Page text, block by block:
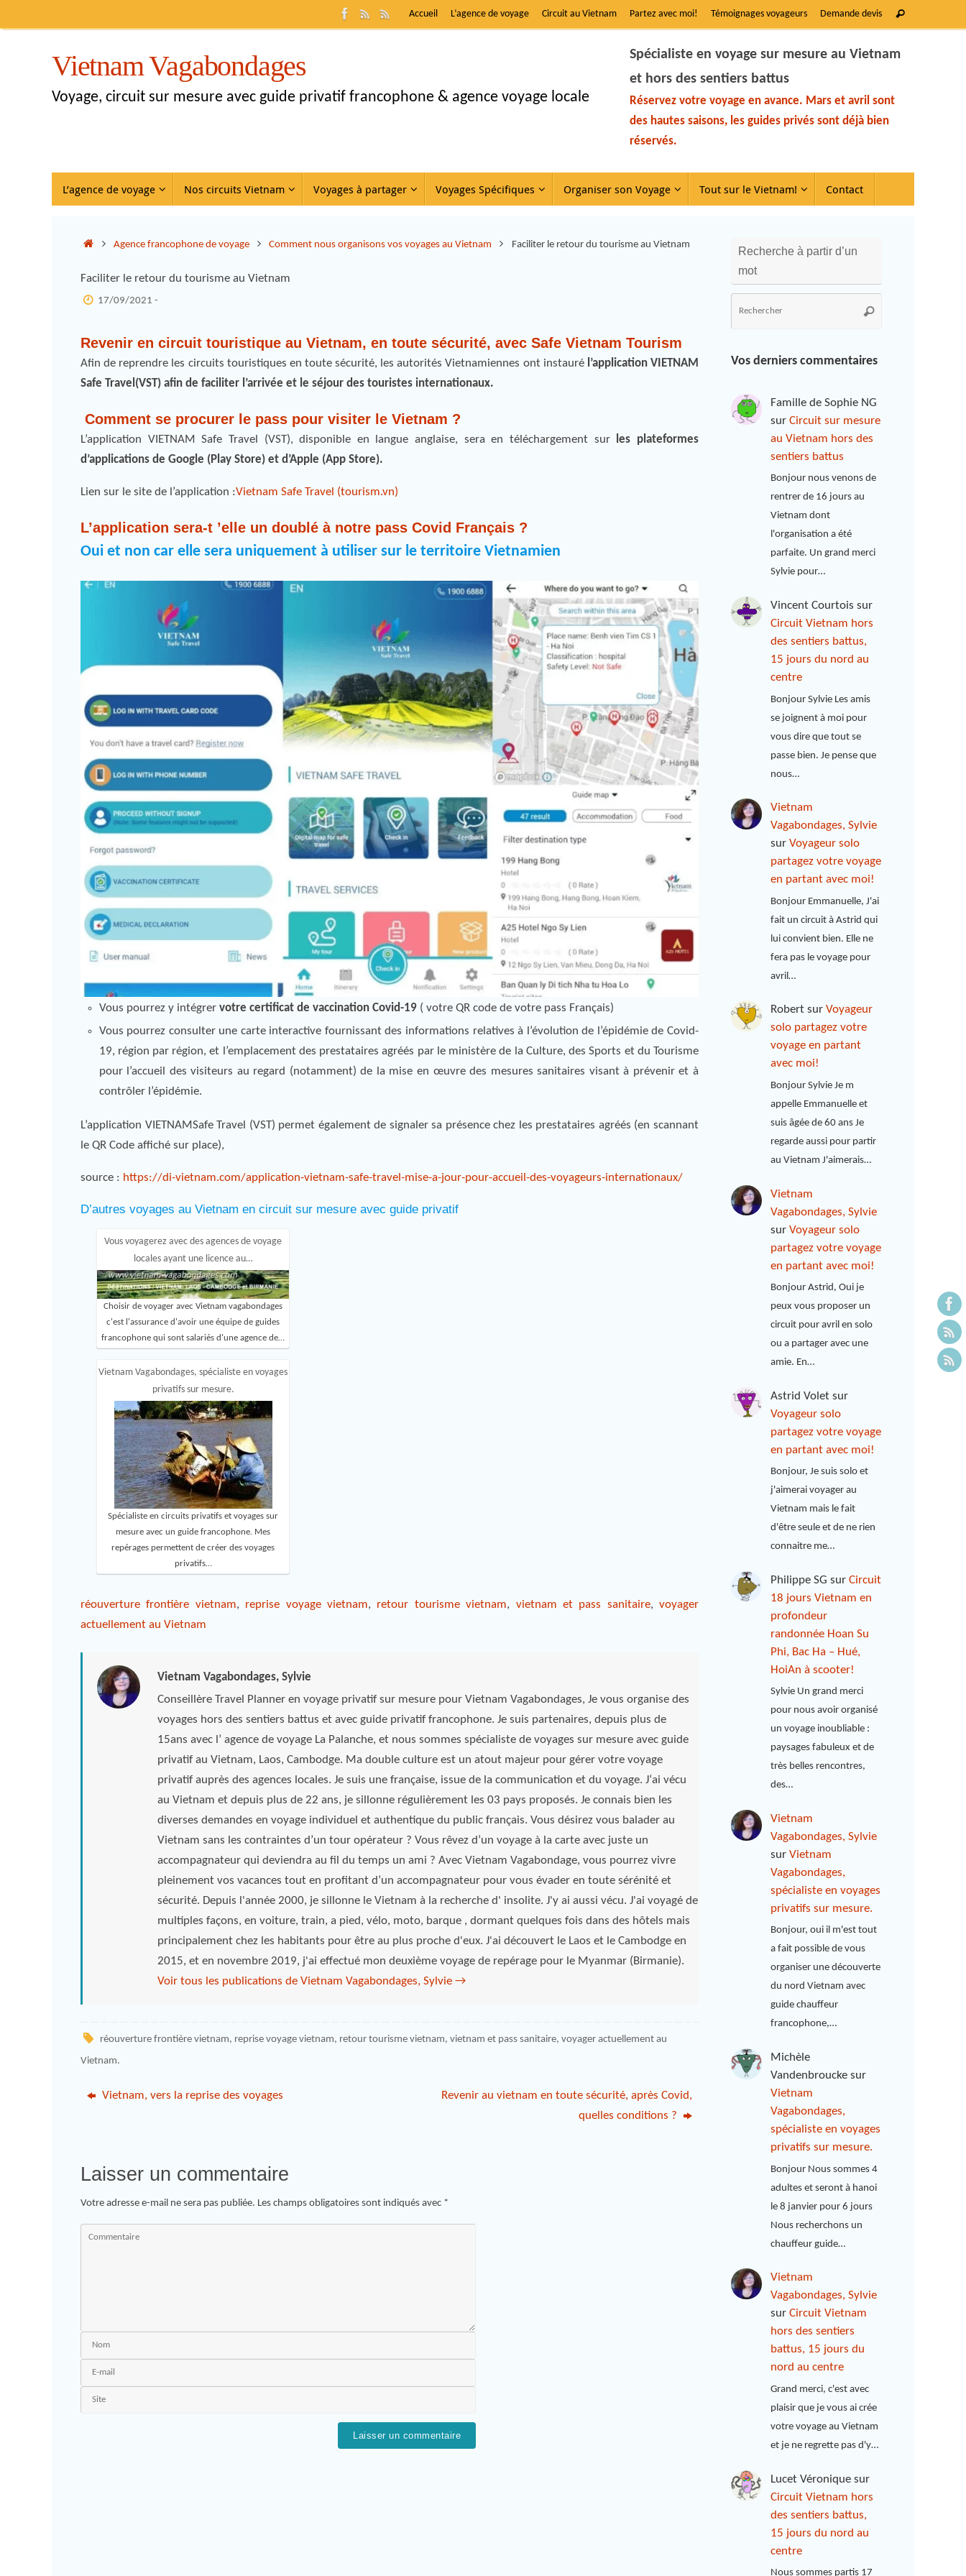
Accueil L’agence de voyage Circuit au Vietnam Partez avec moi! Témoignages voyageurs Demande devis
Vietnam Vagabondages
Voyage, circuit sur mesure avec guide privatif francophone & agence voyage locale
Spécialiste en voyage sur mesure au Vietnam
et hors des sentiers battus
Réservez votre voyage en avance. Mars et avril sont
des hautes saisons, les guides privés sont déjà bien
réservés.
L’agence de voyage Nos circuits Vietnam Voyages à partager Voyages Spécifiques Organiser son Voyage Tout sur le Vietnam! Contact
Agence francophone de voyage Comment nous organisons vos voyages au Vietnam Faciliter le retour du tourisme au Vietnam
Faciliter le retour du tourisme au Vietnam
17/09/2021 -
Revenir en circuit touristique au Vietnam, en toute sécurité, avec Safe Vietnam Tourism
Afin de reprendre les circuits touristiques en toute sécurité, les autorités Vietnamiennes ont instauré l’application VIETNAM
Safe Travel(VST) afin de faciliter l’arrivée et le séjour des touristes internationaux.
Comment se procurer le pass pour visiter le Vietnam ?
L’application VIETNAM Safe Travel (VST), disponible en langue anglaise, sera en téléchargement sur
les plateformes
d’applications de Google (Play Store) et d’Apple (App Store).
Lien sur le site de l’application :Vietnam Safe Travel (tourism.vn)
L’application sera-t ’elle un doublé à notre pass Covid Français ?
Oui et non car elle sera uniquement à utiliser sur le territoire Vietnamien
Vous pourrez y intégrer votre certificat de vaccination Covid-19( votre QR code de votre pass Français)
Vous pourrez consulter une carte interactive fournissant des informations relatives à l’évolution de l’épidémie de Covid-
19, région par région, et l’emplacement des prestataires agréés par le ministère de la Culture, des Sports et du Tourisme
pour l’accueil des visiteurs au regard (notamment) de la mise en œuvre des mesures sanitaires visant à prévenir et à
contrôler l’épidémie.
L’application VIETNAMSafe Travel (VST) permet également de signaler sa présence chez les prestataires agréés (en scannant
le QR Code affiché sur place),
source : https://di-vietnam.com/application-vietnam-safe-travel-mise-a-jour-pour-accueil-des-voyageurs-internationaux/
D’autres voyages au Vietnam en circuit sur mesure avec guide privatif
Vous voyagerez avec des agences de voyage
locales ayant une licence au…
Choisir de voyager avec Vietnam vagabondages
c'est l'assurance d'avoir une équipe de guides
francophone qui sont salariés d'une agence de…
Vietnam Vagabondages, spécialiste en voyages
privatifs sur mesure.
Spécialiste en circuits privatifs et voyages sur
mesure avec un guide francophone. Mes
repérages permettent de créer des voyages
privatifs…
réouverture frontière vietnam, reprise voyage vietnam, retour tourisme vietnam, vietnam et pass sanitaire,voyager
actuellement au Vietnam
Vietnam Vagabondages, Sylvie
Conseillère Travel Planner en voyage privatif sur mesure pour Vietnam Vagabondages, Je vous organise des
voyages hors des sentiers battus et avec guide privatif francophone. Je suis partenaires, depuis plus de
15ans avec l’ agence de voyage La Palanche, et nous sommes spécialiste de voyages sur mesure avec guide
privatif au Vietnam, Laos, Cambodge. Ma double culture est un atout majeur pour gérer votre voyage
privatif auprès des agences locales. Je suis une française, issue de la communication et du voyage. J‘ai vécu
au Vietnam et depuis plus de 22 ans, je sillonne régulièrement les 03 pays proposés. Je connais bien les
diverses demandes en voyage individuel et authentique du public français. Vous désirez vous balader au
Vietnam sans les contraintes d’un tour opérateur ? Vous rêvez d’un voyage à la carte avec juste un
accompagnateur qui deviendra au fil du temps un ami ? Avec Vietnam Vagabondage, vous pourrez vivre
pleinement vos vacances tout en profitant d’un accompagnateur pour vous évader en toute sérénité et
sécurité. Depuis l'année 2000, je sillonne le Vietnam à la recherche d' insolite. J'y ai aussi vécu. J'ai voyagé de
multiples façons, en voiture, train, a pied, vélo, moto, barque , dormant quelques fois dans des hôtels mais
principalement chez les habitants pour être au plus proche d'eux. J'ai découvert le Laos et le Cambodge en
2015, et en novembre 2019, j'ai effectué mon deuxième voyage de repérage pour le Myanmar (Birmanie).
Voir tous les publications de Vietnam Vagabondages, Sylvie →
réouverture frontière vietnam, reprise voyage vietnam, retour tourisme vietnam,vietnam et pass sanitaire,voyager actuellement au
Vietnam.
Vietnam, vers la reprise des voyages
Revenir au vietnam en toute sécurité, après Covid,
quelles conditions ?
Laisser un commentaire
Votre adresse e-mail ne sera pas publiée. Les champs obligatoires sont indiqués avec *
Recherche à partir d’un
mot
Vos derniers commentaires
Famille de Sophie NG
surCircuit sur mesure
au Vietnam hors des
sentiers battus
Bonjour nous venons de
rentrer de 16 jours au
Vietnam dont
l'organisation a été
parfaite. Un grand merci
Sylvie pour…
Vincent Courtois sur
Circuit Vietnam hors
des sentiers battus,
15 jours du nord au
centre
Bonjour Sylvie Les amis
se joignent à moi pour
vous dire que tout se
passe bien. Je pense que
nous…
Vietnam
Vagabondages, Sylvie
surVoyageur solo
partagez votre voyage
en partant avec moi!
Bonjour Emmanuelle, J'ai
fait un circuit à Astrid qui
lui convient bien. Elle ne
fera pas le voyage pour
avril…
Robert surVoyageur
solo partagez votre
voyage en partant
avec moi!
Bonjour Sylvie Je m
appelle Emmanuelle et
suis âgée de 60 ans Je
regarde aussi pour partir
au Vietnam J'aimerais…
Vietnam
Vagabondages, Sylvie
surVoyageur solo
partagez votre voyage
en partant avec moi!
Bonjour Astrid, Oui je
peux vous proposer un
circuit pour avril en solo
ou a partager avec une
amie. En…
Astrid Volet sur
Voyageur solo
partagez votre voyage
en partant avec moi!
Bonjour, Je suis solo et
j'aimerai voyager au
Vietnam mais le fait
d'être seule et de ne rien
connaitre me…
Philippe SG surCircuit
18 jours Vietnam en
profondeur
randonnée Hoan Su
Phi, Bac Ha – Hué,
HoiAn à scooter!
Sylvie Un grand merci
pour nous avoir organisé
un voyage inoubliable :
paysages fabuleux et de
très belles rencontres,
des…
Vietnam
Vagabondages, Sylvie
surVietnam
Vagabondages,
spécialiste en voyages
privatifs sur mesure.
Bonjour, oui il m'est tout
a fait possible de vous
organiser une découverte
du nord Vietnam avec
guide chauffeur
francophone,…
Michèle
Vandenbroucke sur
Vietnam
Vagabondages,
spécialiste en voyages
privatifs sur mesure.
Bonjour Nous sommes 4
adultes et seront à hanoi
le 8 janvier pour 6 jours
Nous recherchons un
chauffeur guide…
Vietnam
Vagabondages, Sylvie
surCircuit Vietnam
hors des sentiers
battus, 15 jours du
nord au centre
Grand merci, c'est avec
plaisir que je vous ai crée
votre voyage au Vietnam
et je ne regrette pas d'y…
Lucet Véronique sur
Circuit Vietnam hors
des sentiers battus,
15 jours du nord au
centre
Nous sommes partis 17